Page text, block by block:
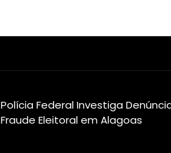
Polícia Federal Investiga
Fraude Eleitoral em Alagoas